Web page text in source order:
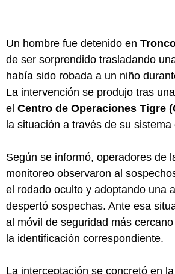
Un hombre fue detenido en
de ser sorprendido trasladando
había sido robada a un niño
La intervención se produjo tras
el Centro de Operaciones Tigre
la situación a través de su
Según se informó, operadores de
monitoreo observaron al
el rodado oculto y adoptando una
despertó sospechas. Ante esa
al móvil de seguridad más
la identificación correspondiente.
La interceptación se concretó en